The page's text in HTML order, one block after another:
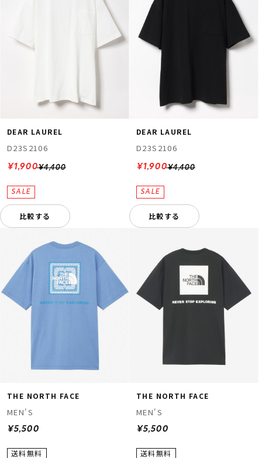
ムラサキスポーツ 公式アプリ
ポイント・クーポンもこのアプリで！
DEAR LAUREL
D23S2106
¥4,400
¥1,900
比較する
DEAR LAUREL
D23S2106
¥4,400
¥1,900
比較する
THE NORTH FACE
MEN'S
¥5,500
THE NORTH FACE
MEN'S
¥5,500